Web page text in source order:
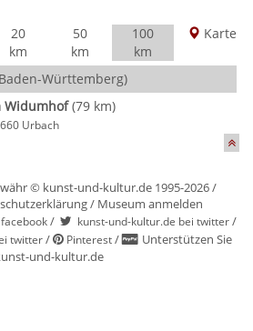
20
km
50
km
100
km
Karte
Württemberg)
Widumhof(79 km)
Urbach
© kunst-und-kultur.de 1995-2026 /
/ Museum anmelden
/ kunst-und-kultur.de bei twitter/
twitter/ Pinterest/
Unterstützen Sie
und-kultur.de